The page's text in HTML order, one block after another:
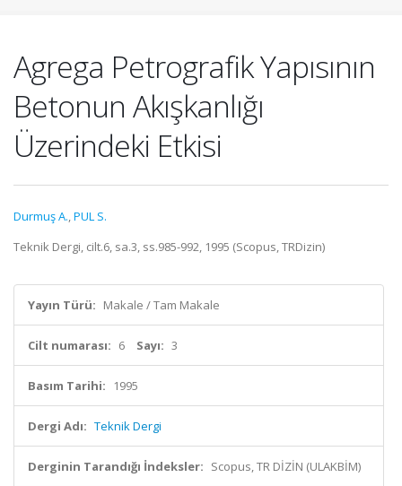
Agrega Petrografik Yapısının
Betonun Akışkanlığı
Üzerindeki Etkisi
Durmuş A.,PUL S.
Teknik Dergi, cilt.6, sa.3, ss.985-992, 1995 (Scopus, TRDizin)
Yayın Türü: Makale / Tam Makale
Cilt numarası: 6 Sayı: 3
Basım Tarihi: 1995
Dergi Adı: Teknik Dergi
Derginin Tarandığı İndeksler: Scopus, TR DİZİN (ULAKBİM)